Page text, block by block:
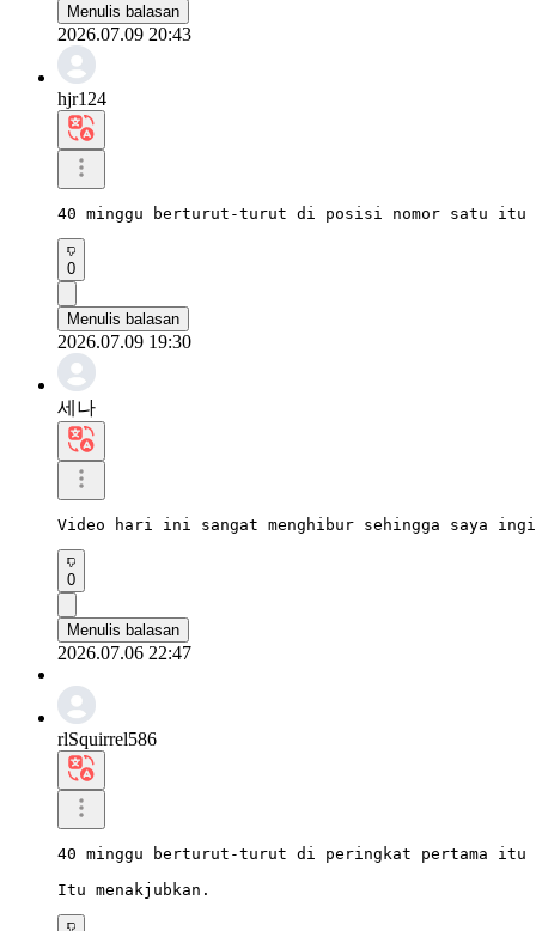
Menulis balasan
2026.07.09 20:43
hjr124
40 minggu berturut-turut di posisi nomor satu
0
Menulis balasan
2026.07.09 19:30
세나
Video hari ini sangat menghibur sehingga saya
0
Menulis balasan
2026.07.06 22:47
rlSquirrel586
40 minggu berturut-turut di peringkat pertama
Itu menakjubkan.